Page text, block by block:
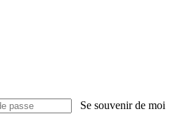
Se souvenir de moi